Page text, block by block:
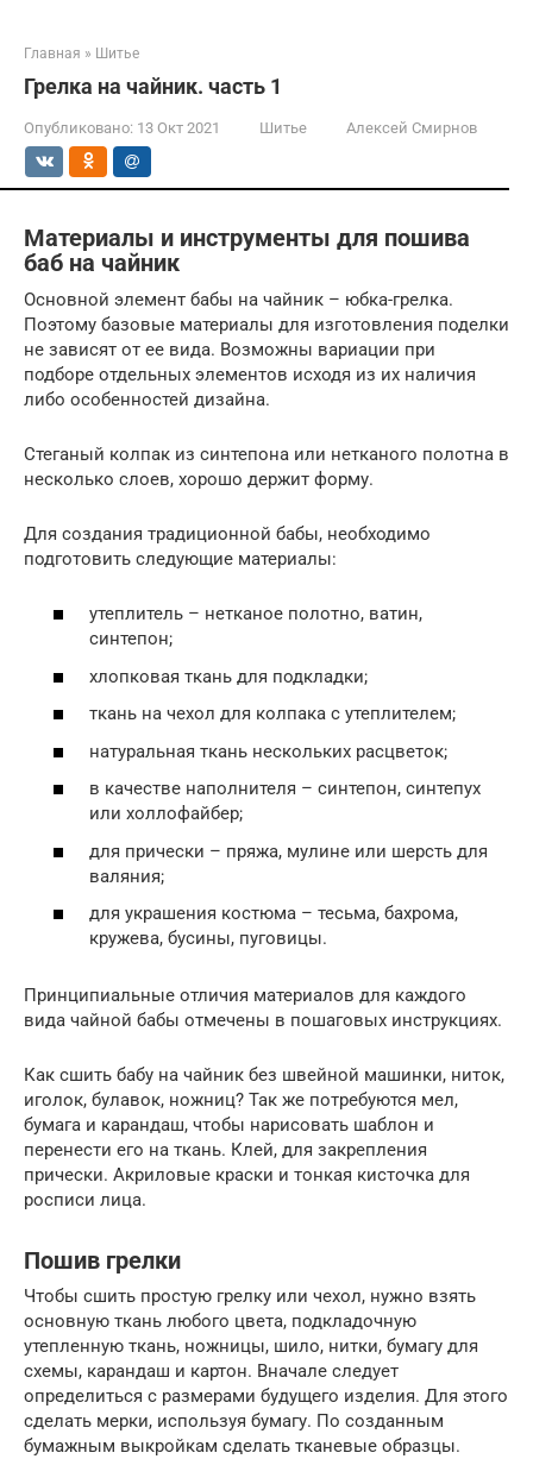
Главная » Шитье
Грелка на чайник. часть 1
Опубликовано: 13 Окт 2021 Шитье Алексей Смирнов
Материалы и инструменты для пошива
баб на чайник
Основной элемент бабы на чайник – юбка-грелка.
Поэтому базовые материалы для изготовления поделки
не зависят от ее вида. Возможны вариации при
подборе отдельных элементов исходя из их наличия
либо особенностей дизайна.
Стеганый колпак из синтепона или нетканого полотна в
несколько слоев, хорошо держит форму.
Для создания традиционной бабы, необходимо
подготовить следующие материалы:
утеплитель – нетканое полотно, ватин,
синтепон;
хлопковая ткань для подкладки;
ткань на чехол для колпака с утеплителем;
натуральная ткань нескольких расцветок;
в качестве наполнителя – синтепон, синтепух
или холлофайбер;
для прически – пряжа, мулине или шерсть для
валяния;
для украшения костюма – тесьма, бахрома,
кружева, бусины, пуговицы.
Принципиальные отличия материалов для каждого
вида чайной бабы отмечены в пошаговых инструкциях.
Как сшить бабу на чайник без швейной машинки, ниток,
иголок, булавок, ножниц? Так же потребуются мел,
бумага и карандаш, чтобы нарисовать шаблон и
перенести его на ткань. Клей, для закрепления
прически. Акриловые краски и тонкая кисточка для
росписи лица.
Пошив грелки
Чтобы сшить простую грелку или чехол, нужно взять
основную ткань любого цвета, подкладочную
утепленную ткань, ножницы, шило, нитки, бумагу для
схемы, карандаш и картон. Вначале следует
определиться с размерами будущего изделия. Для этого
сделать мерки, используя бумагу. По созданным
бумажным выкройкам сделать тканевые образцы.